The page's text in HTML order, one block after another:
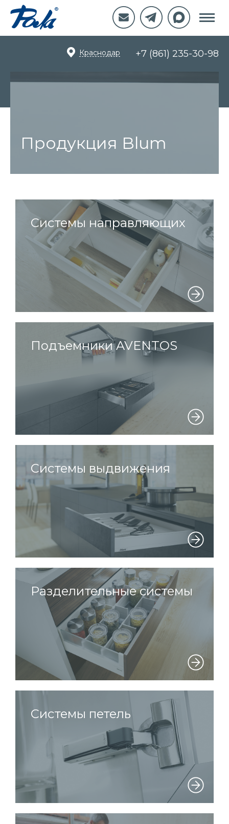
Краснодар +7 (861) 235-30-98
Продукция Blum
Системы направляющих
Подъемники AVENTOS
Системы выдвижения
Разделительные системы
Системы петель